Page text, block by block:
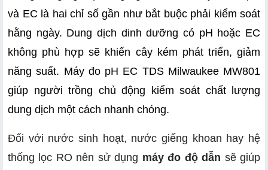
và EC là hai chỉ số gần như bắt buộc phải kiểm soát
hằng ngày. Dung dịch dinh dưỡng có pH hoặc EC
không phù hợp sẽ khiến cây kém phát triển, giảm
năng suất. Máy đo pH EC TDS Milwaukee MW801
giúp người trồng chủ động kiểm soát chất lượng
dung dịch một cách nhanh chóng.
Đối với nước sinh hoạt, nước giếng khoan hay hệ
thống lọc RO nên sử dụng máy đo độ dẫn sẽ giúp